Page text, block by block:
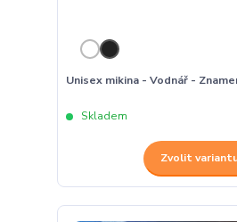
Unisex mikina - Vodnář -
Skladem
Zvolit